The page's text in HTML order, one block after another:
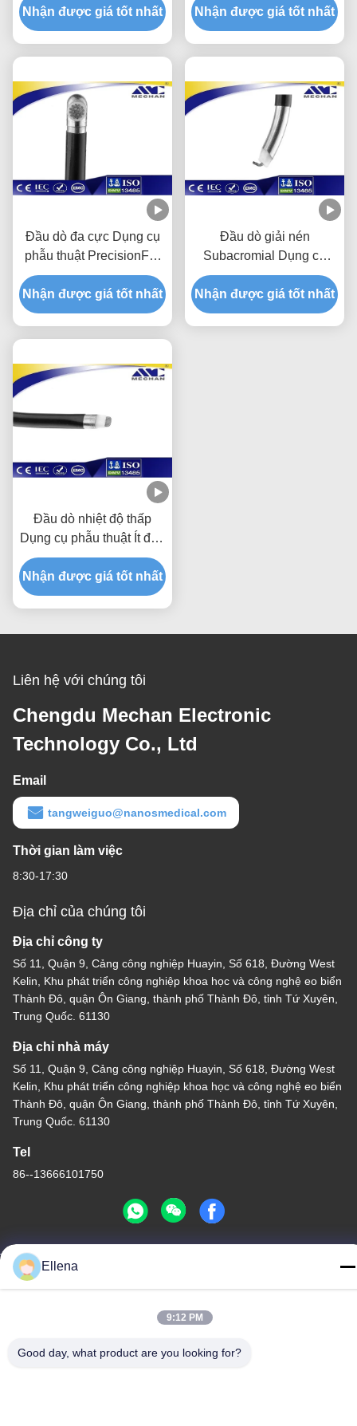
tử cung
Nhận được giá tốt nhất
bằng ngón tay
Nhận được giá tốt nhất
Đầu dò đa cực Dụng cụ
phẫu thuật PrecisionFor
Subacromial
Decompression
Nhận được giá tốt nhất
Đầu dò giải nén
Subacromial Dụng cụ
phẫu thuật thuận tiện cho
đĩa đệm cột sống
Nhận được giá tốt nhất
Đầu dò nhiệt độ thấp
Dụng cụ phẫu thuật Ít đau
cho mô mềm
Nhận được giá tốt nhất
Liên hệ với chúng tôi
Chengdu Mechan Electronic
Technology Co., Ltd
Email
tangweiguo@nanosmedical.com
Thời gian làm việc
8:30-17:30
Địa chỉ của chúng tôi
Địa chỉ công ty
Số 11, Quận 9, Cảng công nghiệp Huayin, Số 618, Đường West
Kelin, Khu phát triển công nghiệp khoa học và công nghệ eo biển
Thành Đô, quận Ôn Giang, thành phố Thành Đô, tỉnh Tứ Xuyên,
Trung Quốc. 61130
Địa chỉ nhà máy
Số 11, Quận 9, Cảng công nghiệp Huayin, Số 618, Đường West
Kelin, Khu phát triển công nghiệp khoa học và công nghệ eo biển
Thành Đô, quận Ôn Giang, thành phố Thành Đô, tỉnh Tứ Xuyên,
Trung Quốc. 61130
Tel
86--13666101750
Chính sách bảo mật|Sơ đồ trang web
Chất lượng tốt của Trung Quốc Hệ thống phẫu thuật plasma Nhà
cung cấp. Bản quyền © -2026 Chengdu Mechan Electronic
Ellena
9:12 PM
Good day, what product are you looking for?